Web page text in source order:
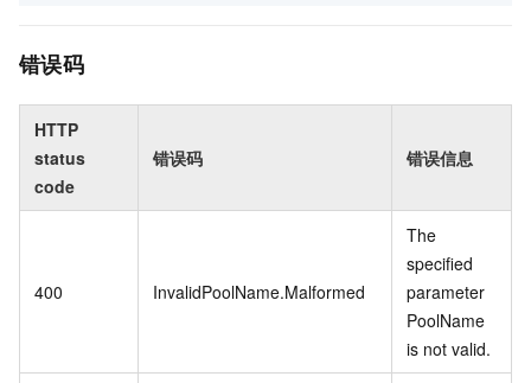
错误码
HTTP
status
code
错误码 错误信息
400 InvalidPoolName.Malformed
The
specified
parameter
PoolName
is not valid.